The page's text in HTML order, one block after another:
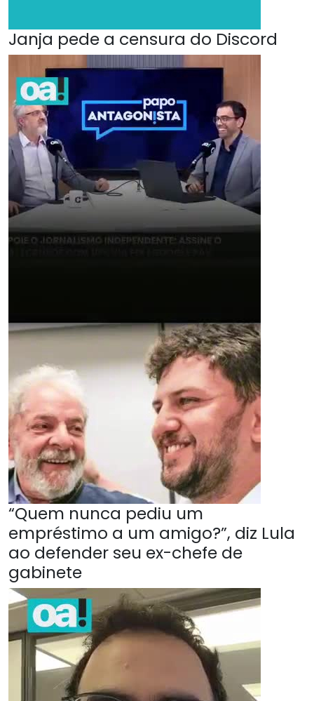
Janja pede a censura do Discord
“Quem nunca pediu um
empréstimo a um amigo?”, diz Lula
ao defender seu ex-chefe de
gabinete